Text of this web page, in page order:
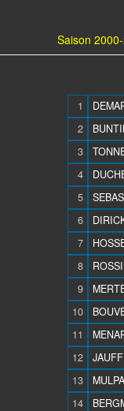
Saison
1
2
3
4
5
6
7
8
9
10
11
12
13
14